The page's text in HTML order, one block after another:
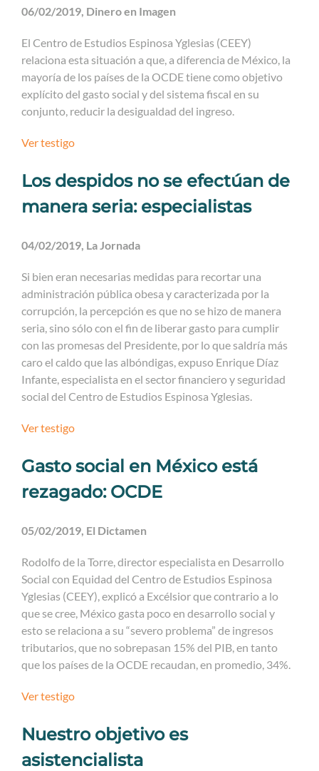
06/02/2019, Dinero en Imagen
El Centro de Estudios Espinosa Yglesias (CEEY)
relaciona esta situación a que, a diferencia de México, la
mayoría de los países de la OCDE tiene como objetivo
explícito del gasto social y del sistema fiscal en su
conjunto, reducir la desigualdad del ingreso.
Ver testigo
Los despidos no se efectúan de
manera seria: especialistas
04/02/2019, La Jornada
Si bien eran necesarias medidas para recortar una
administración pública obesa y caracterizada por la
corrupción, la percepción es que no se hizo de manera
seria, sino sólo con el fin de liberar gasto para cumplir
con las promesas del Presidente, por lo que saldría más
caro el caldo que las albóndigas, expuso Enrique Díaz
Infante, especialista en el sector financiero y seguridad
social del Centro de Estudios Espinosa Yglesias.
Ver testigo
Gasto social en México está
rezagado: OCDE
05/02/2019, El Dictamen
Rodolfo de la Torre, director especialista en Desarrollo
Social con Equidad del Centro de Estudios Espinosa
Yglesias (CEEY), explicó a Excélsior que contrario a lo
que se cree, México gasta poco en desarrollo social y
esto se relaciona a su “severo problema” de ingresos
tributarios, que no sobrepasan 15% del PIB, en tanto
que los países de la OCDE recaudan, en promedio, 34%.
Ver testigo
Nuestro objetivo es
asistencialista